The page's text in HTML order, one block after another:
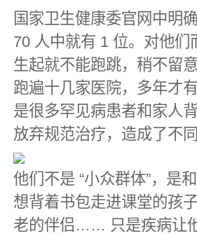
国家卫生健康委官网中明
70 人中就有 1 位。对他
生起就不能跑跳，稍不留
跑遍十几家医院，多年才
是很多罕见病患者和家人
放弃规范治疗，造成了不
他们不是 “小众群体”，是
想背着书包走进课堂的孩
老的伴侣…… 只是疾病让